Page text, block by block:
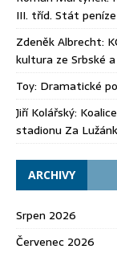
III. tříd. Stát
Zdeněk Albrecht:
kultura ze Srbské a
Toy: Dramatické
Jiří Kolářský:
stadionu Za
ARCHIVY
Srpen 2026
Červenec 2026